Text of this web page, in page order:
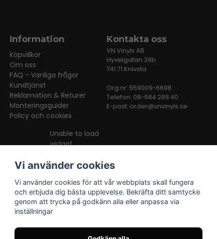
Information
Köpvillkor
Om oss
FAQ - Vanliga frågor
Kundtjänst
Reklamation & Returer
Monteringsguider
Policy och cookies
Kontakta oss
VN Vinyls AB
Hyvelgatan 39b
741 71 Knivsta
Org.nr: 559009-6698
Telefon: 08-684 288 40
E-post: order@vnvinyls.se
Unable to load
widget
Vi använder cookies
Vi använder cookies för att vår webbplats skall fungera
och erbjuda dig bästa upplevelse. Bekräfta ditt samtycke
genom att trycka på godkänn alla eller anpassa via
inställningar